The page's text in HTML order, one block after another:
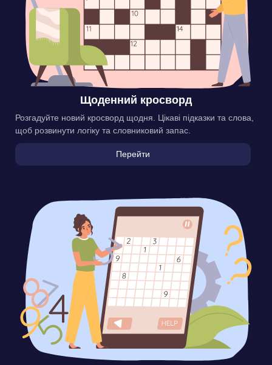
Щоденний кросворд
Розгадуйте новий кросворд щодня. Цікаві підказки та слова,
щоб розвинути логіку та словниковий запас.
Перейти